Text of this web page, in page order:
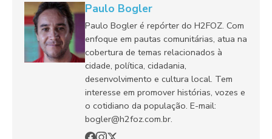
Paulo Bogler
Paulo Bogler é repórter do H2FOZ. Com
enfoque em pautas comunitárias, atua na
cobertura de temas relacionados à
cidade, política, cidadania,
desenvolvimento e cultura local. Tem
interesse em promover histórias, vozes e
o cotidiano da população. E-mail:
bogler@h2foz.com.br.